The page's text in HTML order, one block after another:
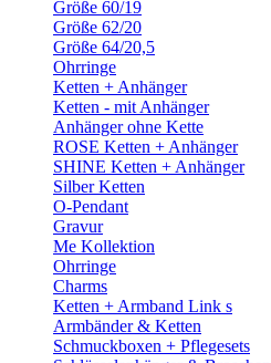
Größe 60/19
Größe 62/20
Größe 64/20,5
Ohrringe
Ketten + Anhänger
Ketten - mit Anhänger
Anhänger ohne Kette
ROSE Ketten + Anhänger
SHINE Ketten + Anhänger
Silber Ketten
O-Pendant
Gravur
Me Kollektion
Ohrringe
Charms
Ketten + Armband Link s
Armbänder & Ketten
Schmuckboxen + Pflegesets